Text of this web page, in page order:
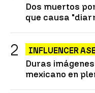
Dos muertos
que causa
INFLUENCER
Duras
mexicano en